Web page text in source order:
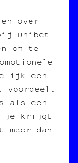
over
Unibet
om te
een
voordeel.
als een
je krijgt
dan